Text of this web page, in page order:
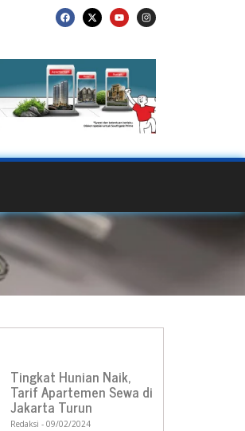
Tingkat Hunian Naik,
Tarif Apartemen Sewa di
Jakarta Turun
Redaksi 09/02/2024